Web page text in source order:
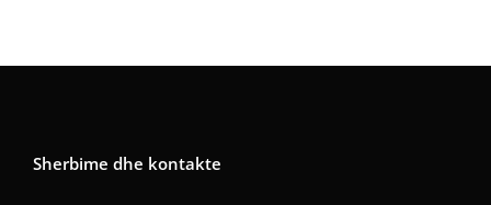
Sherbime dhe kontakte